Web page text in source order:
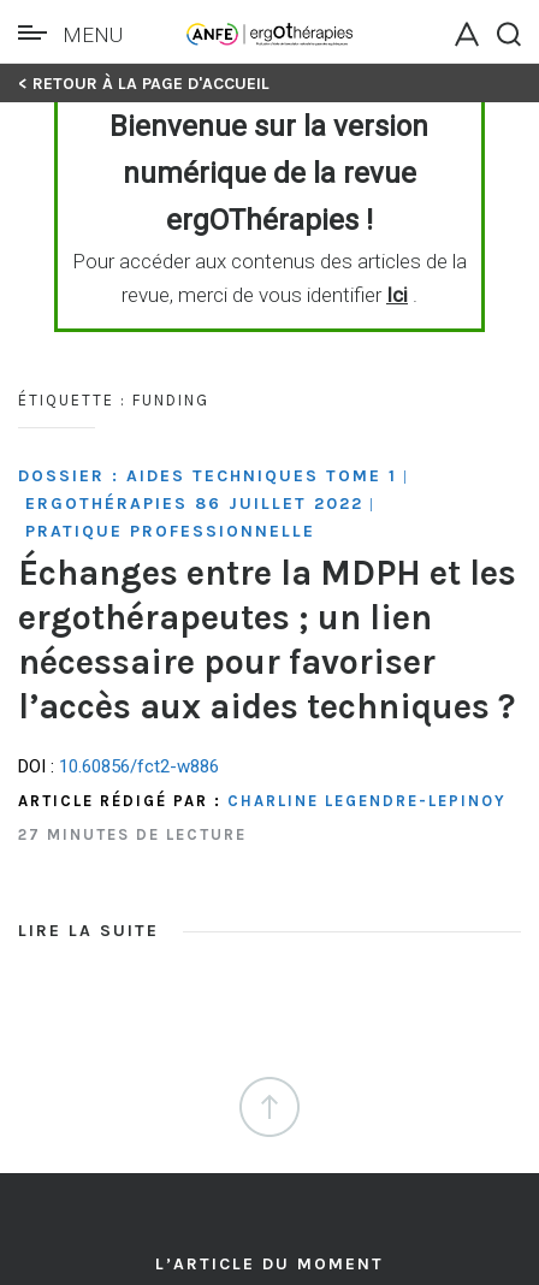
Skip
MENU
< RETOUR À LA PAGE D'ACCUEIL
Bienvenue sur la version
numérique de la revue
ergOThérapies !
Pour accéder aux contenus des articles de la
revue, merci de vous identifier Ici.
ÉTIQUETTE : FUNDING
DOSSIER : AIDES TECHNIQUES TOME 1 |
ERGOTHÉRAPIES 86 JUILLET 2022 |
PRATIQUE PROFESSIONNELLE
Échanges entre la MDPH et les
ergothérapeutes ; un lien
nécessaire pour favoriser
l’accès aux aides techniques ?
DOI : 10.60856/fct2-w886
ARTICLE RÉDIGÉ PAR : CHARLINE LEGENDRE-LEPINOY
27 MINUTES DE LECTURE
LIRE LA SUITE
L’ARTICLE DU MOMENT